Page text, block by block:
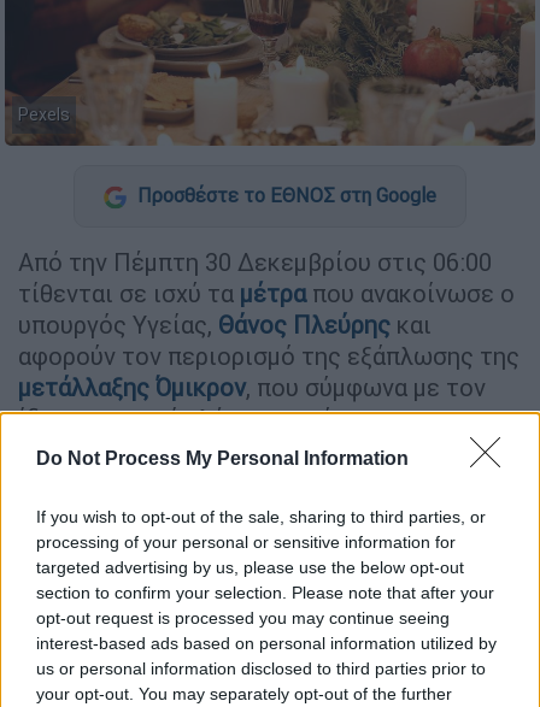
Do Not Process My Personal Information
If you wish to opt-out of the sale, sharing to third parties, or
processing of your personal or sensitive information for
targeted advertising by us, please use the below opt-out
section to confirm your selection. Please note that after your
opt-out request is processed you may continue seeing
interest-based ads based on personal information utilized by
us or personal information disclosed to third parties prior to
your opt-out. You may separately opt-out of the further
Pexels
Προσθέστε το ΕΘΝΟΣ στη Google
Από την Πέμπτη 30 Δεκεμβρίου στις 06:00
τίθενται σε ισχύ τα μέτραπου ανακοίνωσε ο
υπουργός Υγείας, Θάνος Πλεύρης και
αφορούν τον περιορισμό της εξάπλωσης της
μετάλλαξης Όμικρον, που σύμφωνα με τον
ίδιο κυριαρχεί πλέον στη χώρα.
Ειδικότερα, για τη διασκέδαση και την
καταστημάτων θα είναι μέχρι τις 12 το
βράδυ και θα λειτουργούν μόνο με
καθήμενους σε τραπέζια των 6 και με τις
απαραίτητες αποστάσεις, ενώ νέα προσθήκη
στον πίνακα των μέτρων είναι η απαγόρευση
της μουσικής.